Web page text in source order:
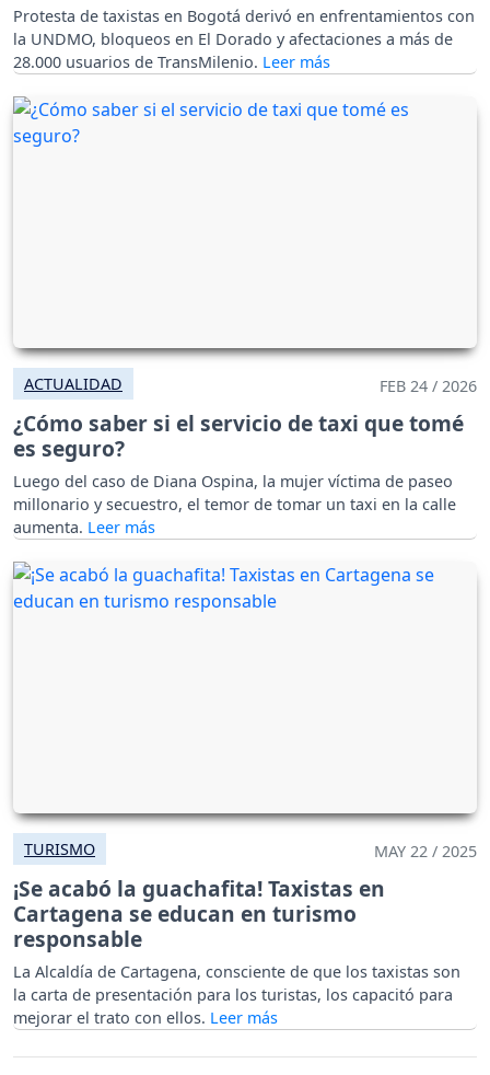
Protesta de taxistas en Bogotá derivó en enfrentamientos con
la UNDMO, bloqueos en El Dorado y afectaciones a más de
28.000 usuarios de TransMilenio.
ACTUALIDAD FEB 24 / 2026
¿Cómo saber si el servicio de taxi que tomé
es seguro?
Luego del caso de Diana Ospina, la mujer víctima de paseo
millonario y secuestro, el temor de tomar un taxi en la calle
aumenta.
TURISMO MAY 22 / 2025
¡Se acabó la guachafita! Taxistas en
Cartagena se educan en turismo
responsable
La Alcaldía de Cartagena, consciente de que los taxistas son
la carta de presentación para los turistas, los capacitó para
mejorar el trato con ellos.